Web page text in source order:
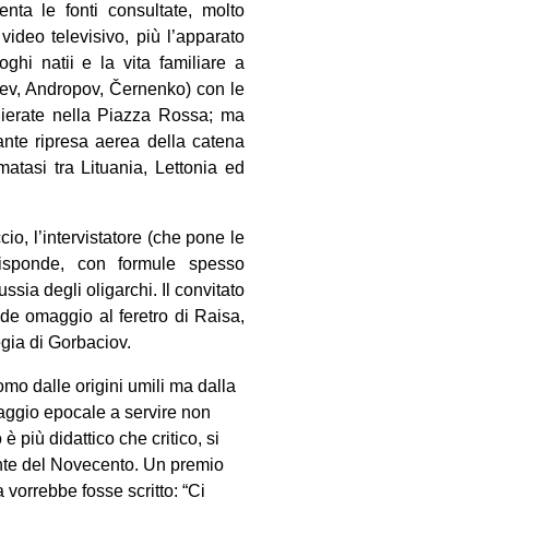
le fonti consultate, molto
televisivo, più l’apparato
natii e la vita familiare a
Andropov, Černenko) con le
nella Piazza Rossa; ma
ripresa aerea della catena
tra Lituania, Lettonia ed
l’intervistatore (che pone le
con formule spesso
degli oligarchi. Il convitato
omaggio al feretro di Raisa,
di Gorbaciov.
dalle origini umili ma dalla
epocale a servire non
più didattico che critico, si
del Novecento. Un premio
fosse scritto: “Ci